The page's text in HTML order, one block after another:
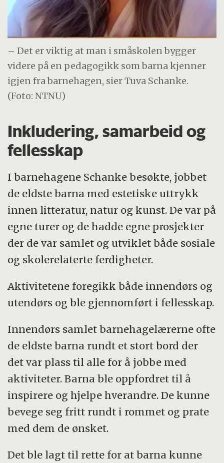
– Det er viktig at man i småskolen bygger
videre på en pedagogikk som barna kjenner
igjen fra barnehagen, sier Tuva Schanke.
(Foto: NTNU)
Inkludering, samarbeid og
fellesskap
I barnehagene Schanke besøkte, jobbet
de eldste barna med estetiske uttrykk
innen litteratur, natur og kunst. De var på
egne turer og de hadde egne prosjekter
der de var samlet og utviklet både sosiale
og skolerelaterte ferdigheter.
Aktivitetene foregikk både innendørs og
utendørs og ble gjennomført i fellesskap.
Innendørs samlet barnehagelærerne ofte
de eldste barna rundt et stort bord der
det var plass til alle for å jobbe med
aktiviteter. Barna ble oppfordret til å
inspirere og hjelpe hverandre. De kunne
bevege seg fritt rundt i rommet og prate
med dem de ønsket.
Det ble lagt til rette for at barna kunne